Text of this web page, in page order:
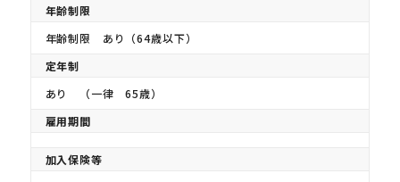
年齢制限
年齢制限 あり（64歳以下）
定年制
あり （一律 65歳）
雇用期間
加入保険等